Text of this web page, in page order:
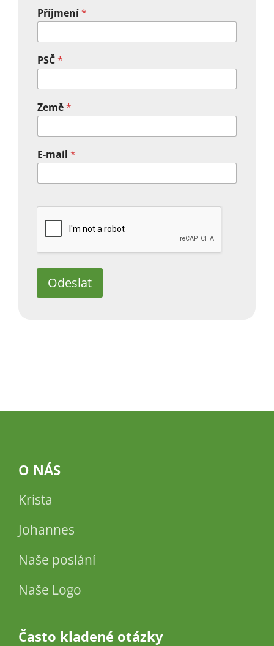
Příjmení*
PSČ*
Země*
E-mail *
Odeslat
O NÁS
Krista
Johannes
Naše poslání
Naše Logo
Často kladené otázky